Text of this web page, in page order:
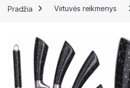
Pradžia Virtuvės reikmenys